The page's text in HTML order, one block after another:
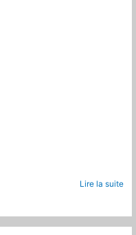
Lire la suite